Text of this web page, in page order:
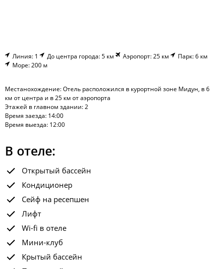
Линия: 1 До центра города: 5 км Аэропорт: 25 км
Парк: 6 км
Море: 200 м
Местанохождение: Отель расположился в курортной зоне Мидун, в 6
км от центра и в 25 км от аэропорта
Этажей в главном здании: 2
Время заезда: 14:00
Время выезда: 12:00
В отеле:
Открытый бассейн
Кондиционер
Сейф на ресепшен
Лифт
Wi-fi в отеле
Мини-клуб
Крытый бассейн